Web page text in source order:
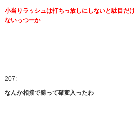
小当りラッシュは打ちっ放しにしないと駄目だ
ないっつーか
207:
なんか相撲で勝って確変入ったわ